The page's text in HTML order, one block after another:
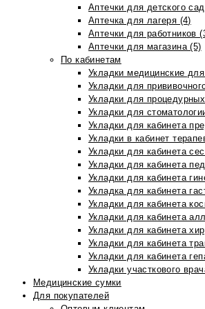
Аптечки для детского
Аптечка для лагеря (4)
Аптечки для работников
Аптечки для магазина (5)
По кабинетам
Укладки медицинские
Укладки для
Укладки для
Укладки для
Укладки для кабинета
Укладки в кабинет
Укладки для кабинета
Укладки для кабинета
Укладки для кабинета
Укладка для кабинета
Укладки для кабинета
Укладки для кабинета
Укладки для кабинета
Укладки для кабинета
Укладки для кабинета
Укладки участкового
Медицинские сумки
Для покупателей